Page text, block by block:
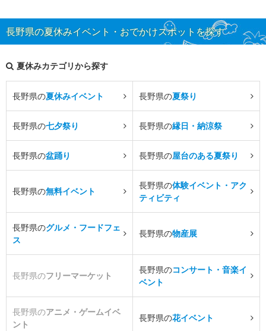
長野県の夏休みイベント・おでかけスポットを探す
夏休みカテゴリから探す
長野県の夏休みイベント 長野県の夏祭り
長野県の七夕祭り 長野県の縁日・納涼祭
長野県の盆踊り 長野県の屋台のある夏祭り
長野県の無料イベント
長野県の体験イベント・アク
ティビティ
長野県のグルメ・フードフェ
ス
長野県の物産展
長野県のフリーマーケット
長野県のコンサート・音楽イ
ベント
長野県のアニメ・ゲームイベ
ント
長野県の花イベント